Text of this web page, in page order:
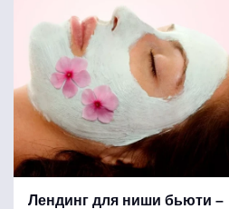
Лендинг для ниши бьюти –